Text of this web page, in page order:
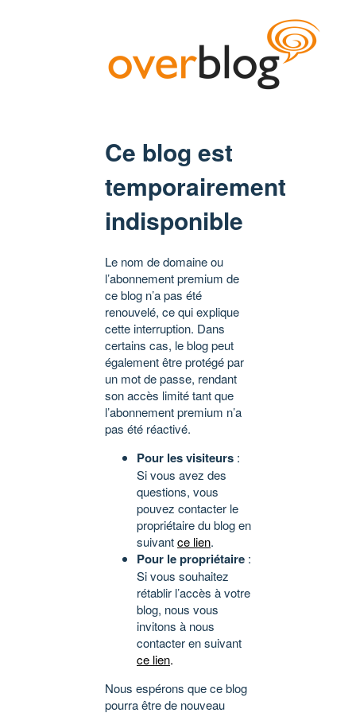
Ce blog est
temporairement
indisponible
Le nom de domaine ou
l’abonnement premium de
ce blog n’a pas été
renouvelé, ce qui explique
cette interruption. Dans
certains cas, le blog peut
également être protégé par
un mot de passe, rendant
son accès limité tant que
l’abonnement premium n’a
pas été réactivé.
Pour les visiteurs :
Si vous avez des
questions, vous
pouvez contacter le
propriétaire du blog en
suivantce lien.
Pour le propriétaire :
Si vous souhaitez
rétablir l’accès à votre
blog, nous vous
invitons à nous
contacter en suivant
ce lien.
Nous espérons que ce blog
pourra être de nouveau